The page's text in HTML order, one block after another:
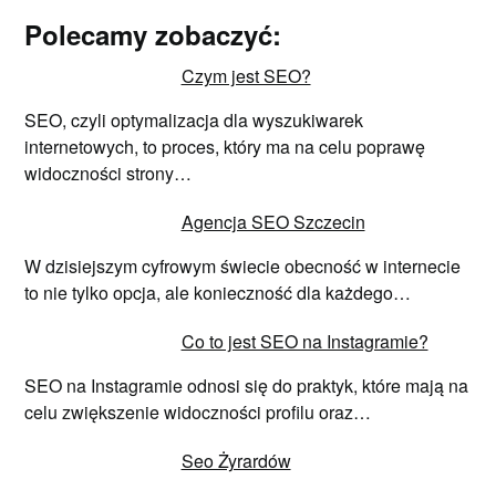
Polecamy zobaczyć:
Czym jest SEO?
SEO, czyli optymalizacja dla wyszukiwarek
internetowych, to proces, który ma na celu poprawę
widoczności strony…
Agencja SEO Szczecin
W dzisiejszym cyfrowym świecie obecność w internecie
to nie tylko opcja, ale konieczność dla każdego…
Co to jest SEO na Instagramie?
SEO na Instagramie odnosi się do praktyk, które mają na
celu zwiększenie widoczności profilu oraz…
Seo Żyrardów